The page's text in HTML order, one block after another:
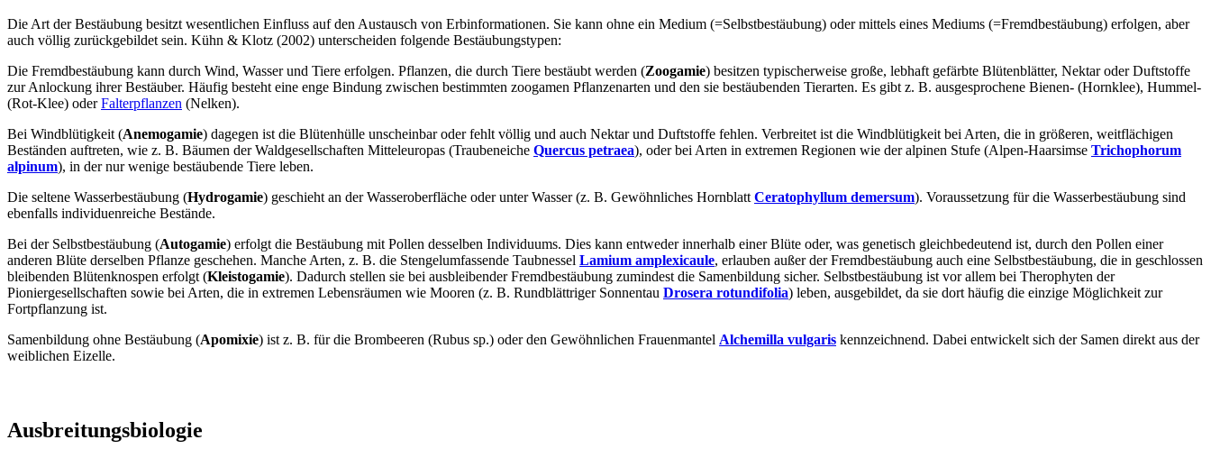
Die Art der Bestäubung besitzt wesentlichen Einfluss auf den Austausch von Erbinformationen. Sie kann ohne ein Medium (=Selbstbestäubung) oder mittels eines Mediums (=Fremdbestäubung) erfolgen, aber
auch völlig zurückgebildet sein. Kühn & Klotz (2002) unterscheiden folgende Bestäubungstypen:
Die Fremdbestäubung kann durch Wind, Wasser und Tiere erfolgen. Pflanzen, die durch Tiere bestäubt werden (Zoogamie) besitzen typischerweise große, lebhaft gefärbte Blütenblätter, Nektar oder Duftstoffe
zur Anlockung ihrer Bestäuber. Häufig besteht eine enge Bindung zwischen bestimmten zoogamen Pflanzenarten und den sie bestäubenden Tierarten. Es gibt z. B. ausgesprochene Bienen- (Hornklee), Hummel-
(Rot-Klee) oderFalterpflanzen (Nelken).
Bei Windblütigkeit (Anemogamie) dagegen ist die Blütenhülle unscheinbar oder fehlt völlig und auch Nektar und Duftstoffe fehlen. Verbreitet ist die Windblütigkeit bei Arten, die in größeren, weitflächigen
Beständen auftreten, wie z. B. Bäumen der Waldgesellschaften Mitteleuropas (Traubeneiche Quercus petraea), oder bei Arten in extremen Regionen wie der alpinen Stufe (Alpen-Haarsimse Trichophorum
alpinum), in der nur wenige bestäubende Tiere leben.
Die seltene Wasserbestäubung (Hydrogamie) geschieht an der Wasseroberfläche oder unter Wasser (z. B. Gewöhnliches Hornblatt Ceratophyllum demersum). Voraussetzung für die Wasserbestäubung sind
ebenfalls individuenreiche Bestände.
Bei der Selbstbestäubung (Autogamie) erfolgt die Bestäubung mit Pollen desselben Individuums. Dies kann entweder innerhalb einer Blüte oder, was genetisch gleichbedeutend ist, durch den Pollen einer
anderen Blüte derselben Pflanze geschehen. Manche Arten, z. B. die Stengelumfassende Taubnessel Lamium amplexicaule, erlauben außer der Fremdbestäubung auch eine Selbstbestäubung, die in geschlossen
bleibenden Blütenknospen erfolgt (Kleistogamie). Dadurch stellen sie bei ausbleibender Fremdbestäubung zumindest die Samenbildung sicher. Selbstbestäubung ist vor allem bei Therophyten der
Pioniergesellschaften sowie bei Arten, die in extremen Lebensräumen wie Mooren (z. B. Rundblättriger Sonnentau Drosera rotundifolia) leben, ausgebildet, da sie dort häufig die einzige Möglichkeit zur
Fortpflanzung ist.
Samenbildung ohne Bestäubung (Apomixie) ist z. B. für die Brombeeren (Rubus sp.) oder den Gewöhnlichen Frauenmantel Alchemilla vulgaris kennzeichnend. Dabei entwickelt sich der Samen direkt aus der
weiblichen Eizelle.
Ausbreitungsbiologie